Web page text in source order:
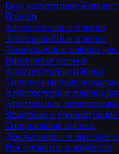
Весь ассортимент Каталог
Пленки
Автомобильные пленки
Антигравийные пленки
Тонировочные пленки для
Виниловые пленки
Архитектурные пленки
Солнцезащитные
Архитектурные пленки
Атермальные
Защитные и бронирующие
Специальные плёнки
Декоративные и матовые
Инструменты и жидкости